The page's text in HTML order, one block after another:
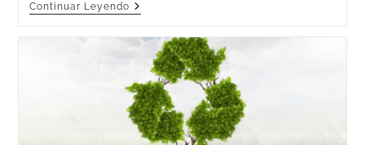
Continuar Leyendo